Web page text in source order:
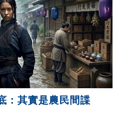
：其實是農民間諜